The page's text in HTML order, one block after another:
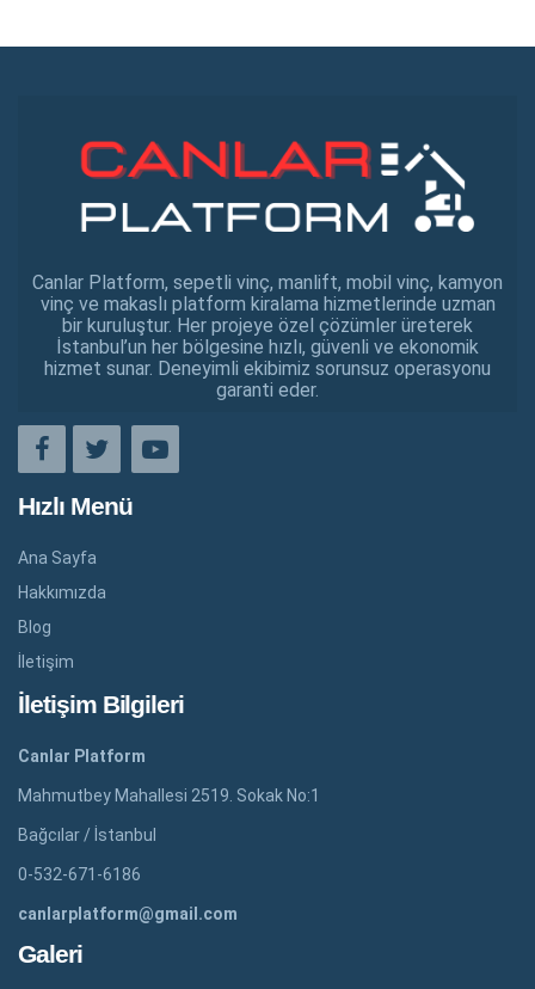
Canlar Platform, sepetli vinç, manlift, mobil vinç, kamyon
vinç ve makaslı platform kiralama hizmetlerinde uzman
bir kuruluştur. Her projeye özel çözümler üreterek
İstanbul’un her bölgesine hızlı, güvenli ve ekonomik
hizmet sunar. Deneyimli ekibimiz sorunsuz operasyonu
garanti eder.
Hızlı Menü
Ana Sayfa
Hakkımızda
Blog
İletişim
İletişim Bilgileri
Canlar Platform
Mahmutbey Mahallesi 2519. Sokak No:1
Bağcılar / İstanbul
0-532-671-6186
canlarplatform@gmail.com
Galeri